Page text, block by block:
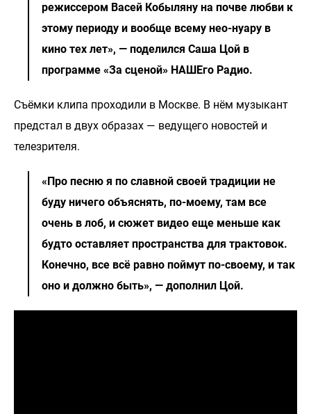
режиссером Васей Кобыляну на почве любви к
этому периоду и вообще всему нео-нуару в
кино тех лет», — поделился Саша Цой в
программе «За сценой» НАШЕго Радио.
Съёмки клипа проходили в Москве. В нём музыкант
предстал в двух образах — ведущего новостей и
телезрителя.
«Про песню я по славной своей традиции не
буду ничего объяснять, по-моему, там все
очень в лоб, и сюжет видео еще меньше как
будто оставляет пространства для трактовок.
Конечно, все всё равно поймут по-своему, и так
оно и должно быть», — дополнил Цой.